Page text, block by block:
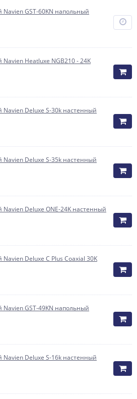
Navien GST-60KN напольный
Navien Heatluxe NGB210 - 24K
Navien Deluxe S-30k настенный
Navien Deluxe S-35k настенный
Navien Deluxe ONE-24K настенный
Navien Deluxe C Plus Coaxial 30K
Navien GST-49KN напольный
Navien Deluxe S-16k настенный